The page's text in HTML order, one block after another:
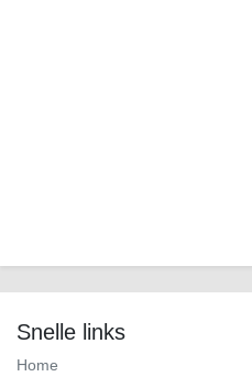
Snelle links
Home